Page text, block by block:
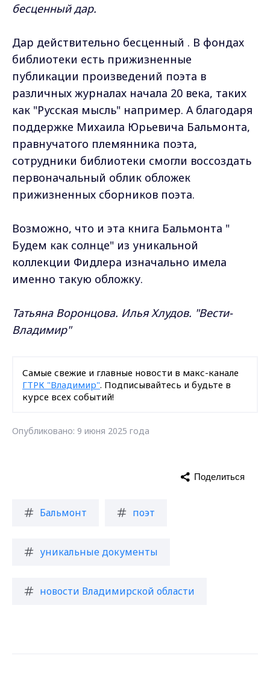
бесценный дар.
Дар действительно бесценный . В фондах
библиотеки есть прижизненные
публикации произведений поэта в
различных журналах начала 20 века, таких
как "Русская мысль" например. А благодаря
поддержке Михаила Юрьевича Бальмонта,
правнучатого племянника поэта,
сотрудники библиотеки смогли воссоздать
первоначальный облик обложек
прижизненных сборников поэта.
Возможно, что и эта книга Бальмонта "
Будем как солнце" из уникальной
коллекции Фидлера изначально имела
именно такую обложку.
Татьяна Воронцова. Илья Хлудов. "Вести-
Владимир"
Самые свежие и главные новости в макс-канале
ГТРК "Владимир". Подписывайтесь и будьте в
курсе всех событий!
Опубликовано: 9 июня 2025 года
Бальмонт поэт
уникальные документы
новости Владимирской области
Поделиться